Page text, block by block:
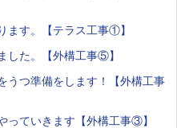
ます。【テラス工事①】
した。【外構工事⑤】
うつ準備をします！【外構工事
っていきます【外構工事③】